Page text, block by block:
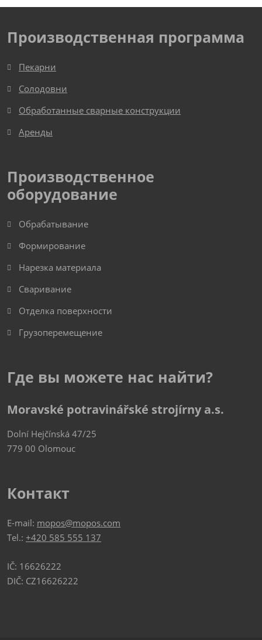
Производственная программа
Пекарни
Солодовни
Обработанные сварные конструкции
Аренды
Производственное
оборудование
Обрабатывание
Формирование
Нарезка материала
Сваривание
Отделка поверхности
Грузоперемещение
Где вы можете нас найти?
Moravské potravinářské strojírny a.s.
Dolní Hejčínská 47/25
779 00 Olomouc
Контакт
E-mail: mopos@mopos.com
Tel.: +420 585 555 137
IČ: 16626222
DIČ: CZ16626222